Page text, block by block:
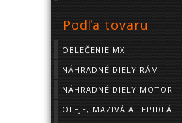
Podľa tovaru
OBLEČENIE MX
NÁHRADNÉ DIELY RÁM
NÁHRADNÉ DIELY MOTOR
OLEJE, MAZIVÁ A LEPIDLÁ